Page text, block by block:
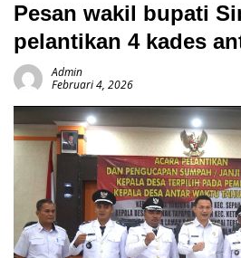
Pesan wakil bupati
pelantikan 4 kades
Admin
Februari 4, 2026